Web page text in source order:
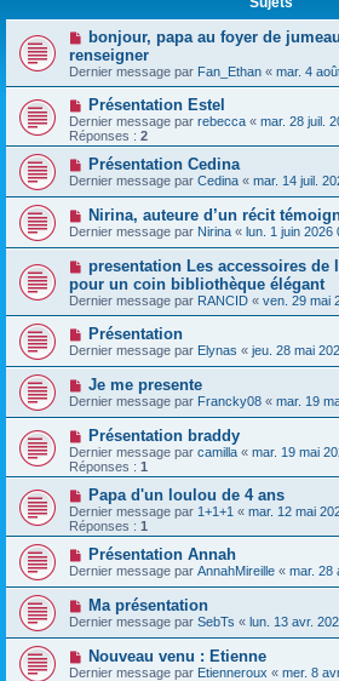
bonjour, papa au foyer de
renseigner
Dernier message par Fan_Ethan « mar. 4
Présentation Estel
Dernier message par rebecca « mar. 28 juil.
Réponses : 2
Présentation Cedina
Dernier message par Cedina « mar. 14 juil.
Nirina, auteure d’un récit
Dernier message par Nirina « lun. 1 juin 2026
presentation Les accessoires de
pour un coin bibliothèque élégant
Dernier message par RANCID « ven. 29 mai
Présentation
Dernier message par Elynas « jeu. 28 mai
Je me presente
Dernier message par Francky08 « mar. 19
Présentation braddy
Dernier message par camilla « mar. 19 mai
Réponses : 1
Papa d'un loulou de 4 ans
Dernier message par 1+1+1 « mar. 12 mai
Réponses : 1
Présentation Annah
Dernier message par AnnahMireille « mar. 28
Ma présentation
Dernier message par SebTs « lun. 13 avr.
Nouveau venu : Etienne
Dernier message par Etienneroux « mer. 8